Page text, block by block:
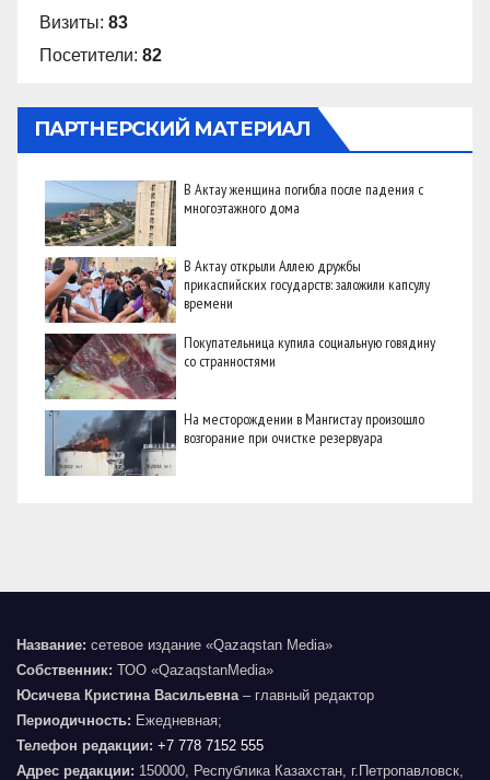
Визиты: 83
Посетители: 82
ПАРТНЕРСКИЙ МАТЕРИАЛ
В Актау женщина погибла после падения с
многоэтажного дома
В Актау открыли Аллею дружбы
прикаспийских государств: заложили капсулу
времени
Покупательница купила социальную говядину
со странностями
На месторождении в Мангистау произошло
возгорание при очистке резервуара
Название: сетевое издание «Qazaqstan Media»
Собственник: ТОО «QazaqstanMedia»
Юсичева Кристина Васильевна – главный редактор
Периодичность: Ежедневная;
Телефон редакции: +7 778 7152 555
Адрес редакции: 150000, Республика Казахстан, г.Петропавловск,